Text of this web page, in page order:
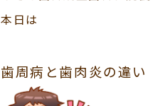
本日は
歯周病と歯肉炎の違い